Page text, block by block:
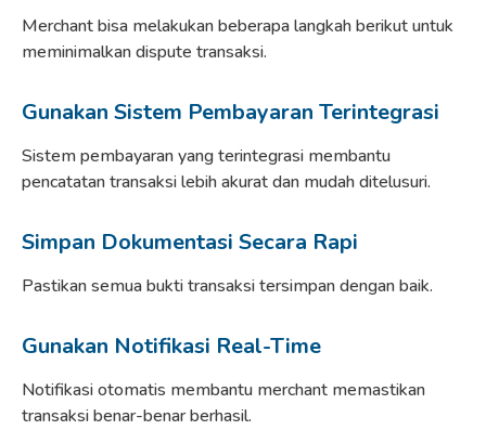
Merchant bisa melakukan beberapa langkah berikut untuk
meminimalkan dispute transaksi.
Gunakan Sistem Pembayaran Terintegrasi
Sistem pembayaran yang terintegrasi membantu
pencatatan transaksi lebih akurat dan mudah ditelusuri.
Simpan Dokumentasi Secara Rapi
Pastikan semua bukti transaksi tersimpan dengan baik.
Gunakan Notifikasi Real-Time
Notifikasi otomatis membantu merchant memastikan
transaksi benar-benar berhasil.